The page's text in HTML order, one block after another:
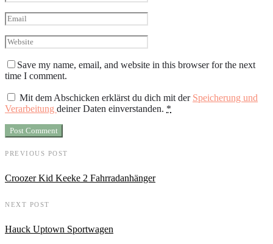
Save my name, email, and website in this browser for the next
time I comment.
Mit dem Abschicken erklärst du dich mit der Speicherung und
Verarbeitung deiner Daten einverstanden. *
PREVIOUS POST
Croozer Kid Keeke 2 Fahrradanhänger
NEXT POST
Hauck Uptown Sportwagen